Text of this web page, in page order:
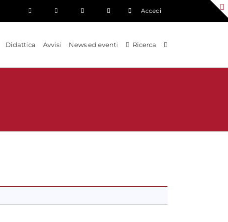
Accedi
Didattica Avvisi News ed eventi Ricerca